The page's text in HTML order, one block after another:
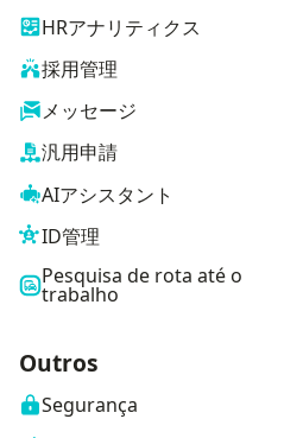
HRアナリティクス
採用管理
メッセージ
汎用申請
AIアシスタント
ID管理
Pesquisa de rota até o
trabalho
Outros
Segurança